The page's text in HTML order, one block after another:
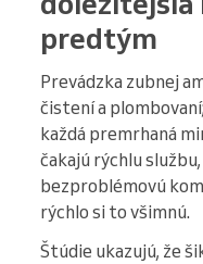
predtým
Prevádzka zubnej
čistení a
každá premrhaná
čakajú rýchlu
bezproblémovú
rýchlo si to všimnú.
Štúdie ukazujú, že